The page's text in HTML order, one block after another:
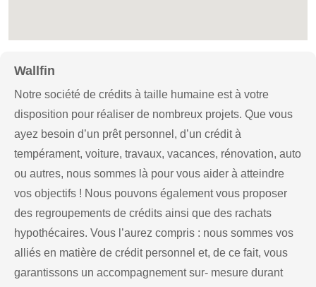
Wallfin
Notre société de crédits à taille humaine est à votre
disposition pour réaliser de nombreux projets. Que vous
ayez besoin d’un prêt personnel, d’un crédit à
tempérament, voiture, travaux, vacances, rénovation, auto
ou autres, nous sommes là pour vous aider à atteindre
vos objectifs ! Nous pouvons également vous proposer
des regroupements de crédits ainsi que des rachats
hypothécaires. Vous l’aurez compris : nous sommes vos
alliés en matière de crédit personnel et, de ce fait, vous
garantissons un accompagnement sur- mesure durant